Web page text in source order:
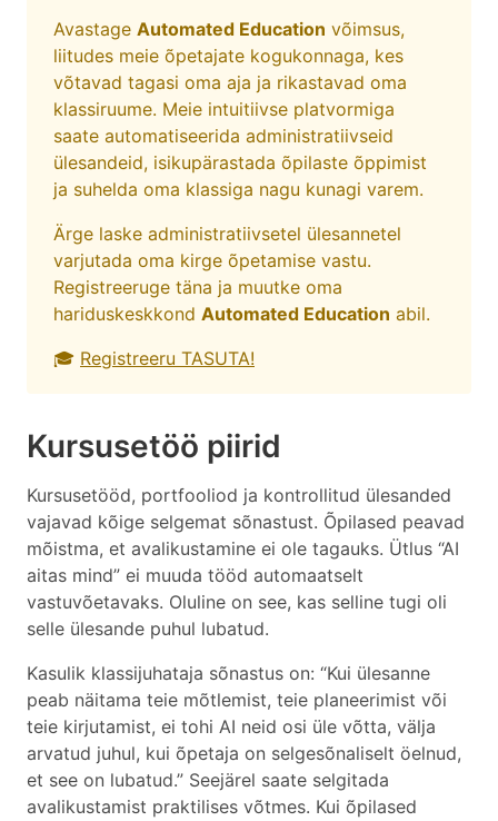
Avastage Automated Education võimsus,
liitudes meie õpetajate kogukonnaga, kes
võtavad tagasi oma aja ja rikastavad oma
klassiruume. Meie intuitiivse platvormiga
saate automatiseerida administratiivseid
ülesandeid, isikupärastada õpilaste õppimist
ja suhelda oma klassiga nagu kunagi varem.
Ärge laske administratiivsetel ülesannetel
varjutada oma kirge õpetamise vastu.
Registreeruge täna ja muutke oma
hariduskeskkond Automated Education abil.
🎓 Registreeru TASUTA!
Kursusetöö piirid
Kursusetööd, portfooliod ja kontrollitud ülesanded
vajavad kõige selgemat sõnastust. Õpilased peavad
mõistma, et avalikustamine ei ole tagauks. Ütlus “AI
aitas mind” ei muuda tööd automaatselt
vastuvõetavaks. Oluline on see, kas selline tugi oli
selle ülesande puhul lubatud.
Kasulik klassijuhataja sõnastus on: “Kui ülesanne
peab näitama teie mõtlemist, teie planeerimist või
teie kirjutamist, ei tohi AI neid osi üle võtta, välja
arvatud juhul, kui õpetaja on selgesõnaliselt öelnud,
et see on lubatud.” Seejärel saate selgitada
avalikustamist praktilises võtmes. Kui õpilased